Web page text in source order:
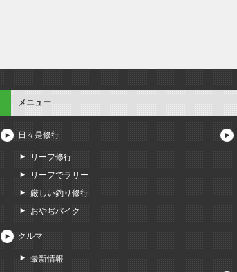
メニュー
日々是修行
リーフ修行
リーフでラリー
厳しい釣り修行
おやぢバイク
クルマ
最新情報